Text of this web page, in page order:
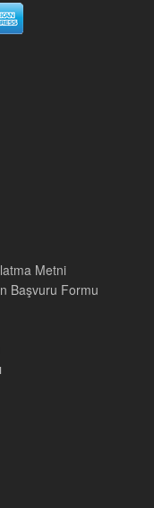
Metni
Başvuru Formu